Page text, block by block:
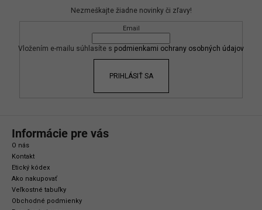
Nezmeškajte žiadne novinky či zľavy!
Email
Vložením e-mailu súhlasíte s podmienkami ochrany osobných údajov
PRIHLÁSIŤ SA
Informácie pre vás
O nás
Kontakt
Etický kódex
Ako nakupovať
Veľkostné tabuľky
Obchodné podmienky